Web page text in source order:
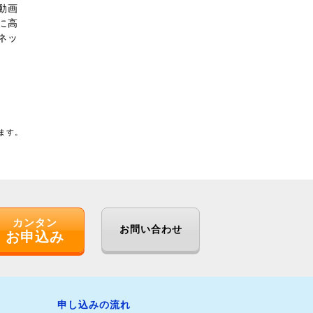
画
高
ッ
す。
カンタン
お申込み お問い合わせ
申し込みの流れ